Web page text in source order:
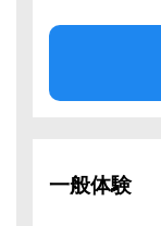
一般体験